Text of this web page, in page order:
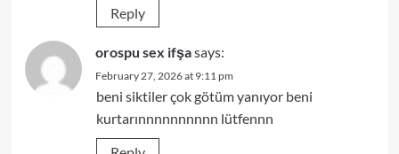
Reply
orospu sex ifşasays:
February 27, 2026 at 9:11 pm
beni siktiler çok götüm yanıyor beni
kurtarınnnnnnnnnn lütfennn